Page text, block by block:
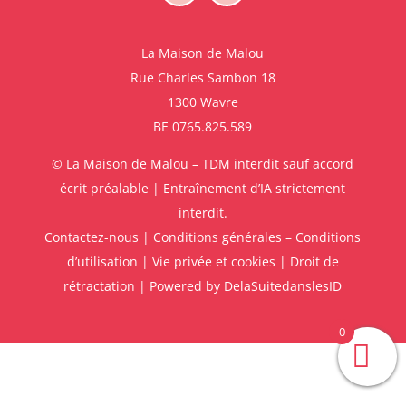
La Maison de Malou
Rue Charles Sambon 18
1300 Wavre
BE 0765.825.589
© La Maison de Malou – TDM interdit sauf accord
écrit préalable | Entraînement d’IA strictement
interdit.
Contactez-nous | Conditions générales – Conditions
d’utilisation | Vie privée et cookies | Droit de
rétractation | Powered by DelaSuitedanslesID
0